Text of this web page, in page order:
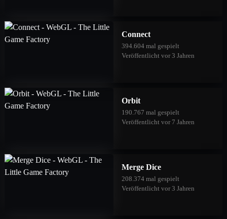
Connect
394.604 mal gespielt
Veröffentlicht vor 3 Jahren
Orbit
190.767 mal gespielt
Veröffentlicht vor 7 Jahren
Merge Dice
208.374 mal gespielt
Veröffentlicht vor 3 Jahren